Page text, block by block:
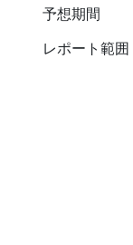
予想期間
レポート範囲